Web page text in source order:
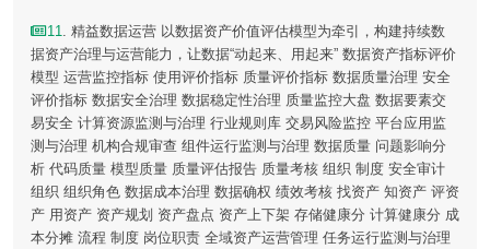
11. 精益数据运营 以数据资产价值评估模型为牵引，构建持续数
据资产治理与运营能力，让数据“动起来、用起来” 数据资产指标评价
模型 运营监控指标 使用评价指标 质量评价指标 数据质量治理 安全
评价指标 数据安全治理 数据稳定性治理 质量监控大盘 数据要素交
易安全 计算资源监测与治理 行业规则库 交易风险监控 平台应用监
测与治理 机构合规审查 组件运行监测与治理 数据质量 问题影响分
析 代码质量 模型质量 质量评估报告 质量考核 组织 制度 安全审计
组织 组织角色 数据成本治理 数据确权 绩效考核 找资产 知资产 评资
产 用资产 资产规划 资产盘点 资产上下架 存储健康分 计算健康分 成
本分摊 流程 制度 岗位职责 全域资产运营管理 任务运行监测与治理